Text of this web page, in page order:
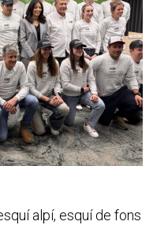
alpí, esquí de fons